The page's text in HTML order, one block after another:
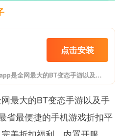
点击安装
乐嗨嗨游戏app是全网最大的BT变态手游以及手游折扣充值平台!是最全最省最便捷的手机游戏折扣平台，内有900多款游戏，完美折扣福利，内置开服表，千款礼包自助领取，充值折扣全程自已操作，方便快捷!
最大的BT变态手游以及手
省最便捷的手机游戏折扣平
美折扣福利，内置开服